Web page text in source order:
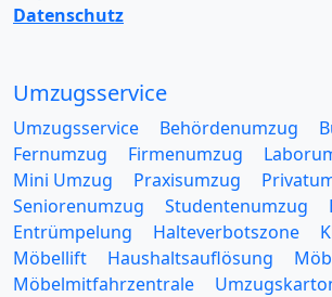
Datenschutz
Umzugsservice
Umzugsservice Behördenumzug
Fernumzug
Firmenumzug
Mini Umzug
Praxisumzug
Seniorenumzug
Studentenumzug
Entrümpelung
Halteverbotszone
Möbellift
Haushaltsauflösung
Möbelmitfahrzentrale